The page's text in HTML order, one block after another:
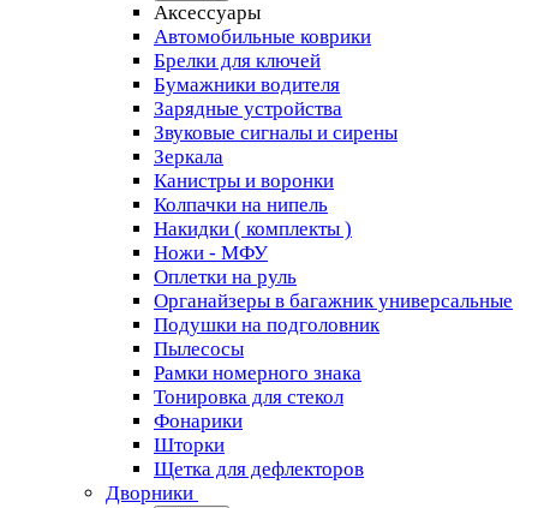
Аксессуары
Автомобильные коврики
Брелки для ключей
Бумажники водителя
Зарядные устройства
Звуковые сигналы и сирены
Зеркала
Канистры и воронки
Колпачки на нипель
Накидки ( комплекты )
Ножи - МФУ
Оплетки на руль
Органайзеры в багажник универсальные
Подушки на подголовник
Пылесосы
Рамки номерного знака
Тонировка для стекол
Фонарики
Шторки
Щетка для дефлекторов
Дворники